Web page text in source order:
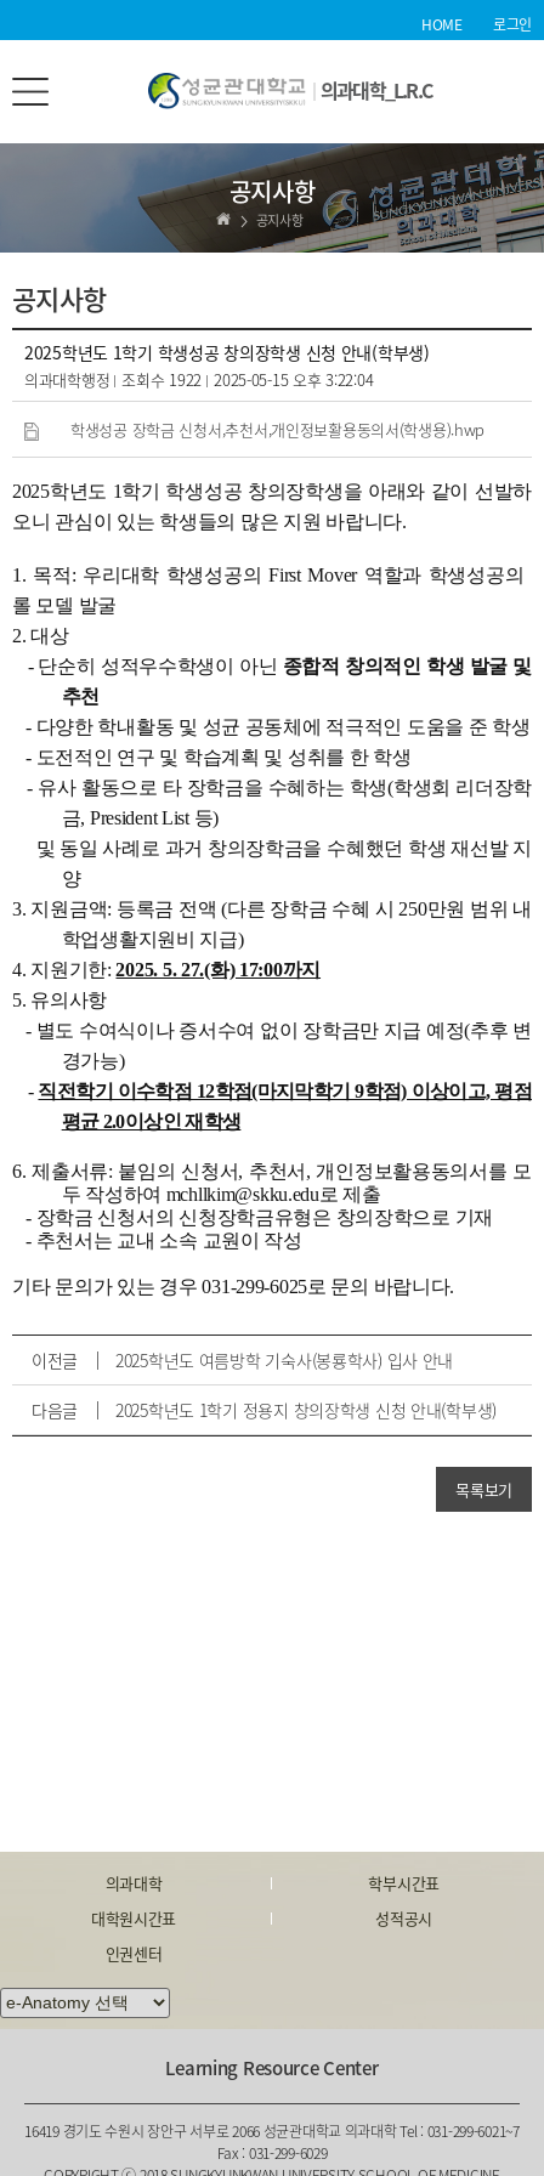
HOME 로그인
의과대학_L.R.C
공지사항
공지사항
공지사항
2025학년도 1학기 학생성공 창의장학생 신청 안내(학부생)
의과대학행정 조회수 1922 2025-05-15 오후 3:22:04
학생성공 장학금 신청서,추천서,개인정보활용동의서(학생용).hwp
2025학년도 1학기 학생성공 창의장학생을 아래와 같이 선발하
오니 관심이 있는 학생들의 많은 지원 바랍니다.
1. 목적: 우리대학 학생성공의 First Mover 역할과 학생성공의
롤 모델 발굴
2. 대상
- 단순히 성적우수학생이 아닌 종합적 창의적인 학생 발굴 및
추천
- 다양한 학내활동 및 성균 공동체에 적극적인 도움을 준 학생
- 도전적인 연구 및 학습계획 및 성취를 한 학생
- 유사 활동으로 타 장학금을 수혜하는 학생(학생회 리더장학
금, President List 등)
및 동일 사례로 과거 창의장학금을 수혜했던 학생 재선발 지
양
3. 지원금액: 등록금 전액 (다른 장학금 수혜 시 250만원 범위 내
학업생활지원비 지급)
4. 지원기한:2025. 5. 27.(화) 17:00까지
5. 유의사항
- 별도 수여식이나 증서수여 없이 장학금만 지급 예정(추후 변
경가능)
- 직전학기 이수학점 12학점(마지막학기 9학점) 이상이고, 평점
평균 2.0이상인 재학생
6. 제출서류: 붙임의 신청서, 추천서, 개인정보활용동의서를 모
두 작성하여 mchllkim@skku.edu로 제출
- 장학금 신청서의 신청장학금유형은 창의장학으로 기재
- 추천서는 교내 소속 교원이 작성
기타 문의가 있는 경우 031-299-6025로 문의 바랍니다.
이전글 2025학년도 여름방학 기숙사(봉룡학사) 입사 안내
다음글 2025학년도 1학기 정용지 창의장학생 신청 안내(학부생)
목록보기
의과대학
학부시간표
대학원시간표
성적공시
인권센터
Learning Resource Center
16419 경기도 수원시 장안구 서부로 2066 성균관대학교 의과대학 Tel : 031-299-6021~7
Fax : 031-299-6029